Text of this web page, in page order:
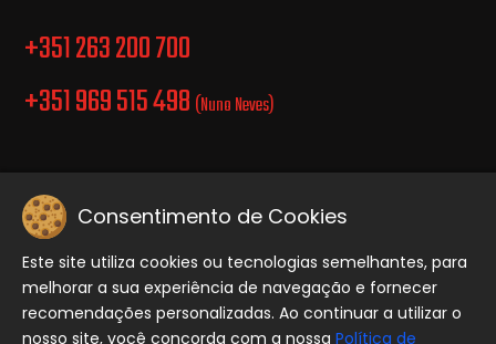
+351 263 200 700
+351 969 515 498 (Nuno Neves)
Politica de Privacidade.
Copyright © 2026 Equiporave, Todos os direitos reservados..
Consentimento de Cookies
Este site utiliza cookies ou tecnologias semelhantes, para
melhorar a sua experiência de navegação e fornecer
recomendações personalizadas. Ao continuar a utilizar o
nosso site, você concorda com a nossa Política de